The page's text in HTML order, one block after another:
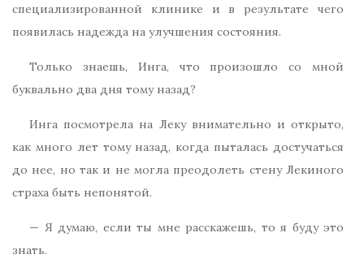
специализированной клинике и в результате чего
появилась надежда на улучшения состояния.
Только знаешь, Инга, что произошло со мной
буквально два дня тому назад?
Инга посмотрела на Леку внимательно и открыто,
как много лет тому назад, когда пыталась достучаться
до нее, но так и не могла преодолеть стену Лекиного
страха быть непонятой.
— Я думаю, если ты мне расскажешь, то я буду это
знать.